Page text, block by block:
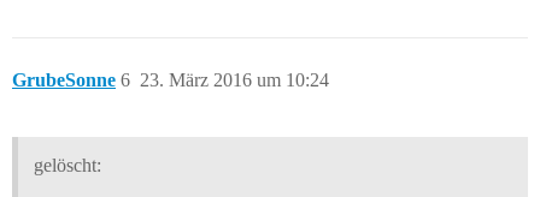
GrubeSonne 23. März 2016 um 10:24
6
gelöscht: